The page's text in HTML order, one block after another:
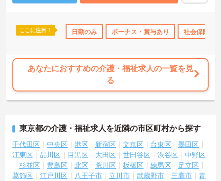
ここに注目！ 日勤のみ ボーナス・賞与あり 社会保険完
あなたにおすすめの介護・福祉求人の一覧を見
る
東京都の介護・福祉求人を近隣の市区町村から探す
千代田区 中央区 港区 新宿区 文京区 台東区
墨田区
江東区
品川区 目黒区 大田区 世田谷区 渋谷区
中野区
杉並区
豊島区 北区 荒川区 板橋区 練馬区
足立区
葛飾区
江戸川区 八王子市 立川市 武蔵野市 三鷹市
青